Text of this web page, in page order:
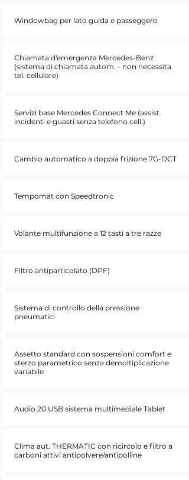
Windowbag per lato guida e passeggero
Chiamata d'emergenza Mercedes-Benz
(sistema di chiamata autom. - non necessita
tel. cellulare)
Servizi base Mercedes Connect Me (assist.
incidenti e guasti senza telefono cell.)
Cambio automatico a doppia frizione 7G-DCT
Tempomat con Speedtronic
Volante multifunzione a 12 tasti a tre razze
Filtro antiparticolato (DPF)
Sistema di controllo della pressione
pneumatici
Assetto standard con sospensioni comfort e
sterzo parametrico senza demoltiplicazione
variabile
Audio 20 USB sistema multimediale Tablet
Clima aut. THERMATIC con ricircolo e filtro a
carboni attivi antipolvere/antipolline